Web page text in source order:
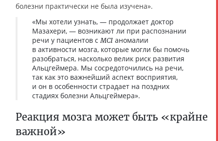
болезни практически не была изучена».
«Мы хотели узнать, — продолжает доктор
Мазахери, — возникают ли при распознании
речи у пациентов сMCI аномалии
в активности мозга, которые могли бы помочь
разобраться, насколько велик риск развития
Альцгеймера. Мы сосредоточились на речи,
так как это важнейший аспект восприятия,
и он в особенности страдает на поздних
стадиях болезни Альцгеймера».
Реакция мозга может быть «крайне
важной»